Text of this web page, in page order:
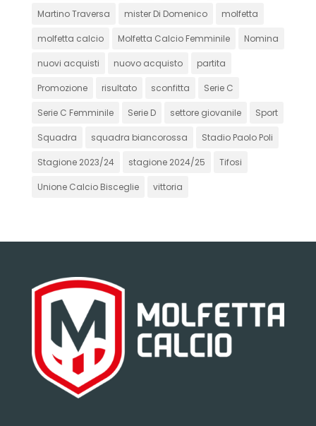
Martino Traversa mister Di Domenico molfetta
molfetta calcio Molfetta Calcio Femminile Nomina
nuovi acquisti nuovo acquisto partita
Promozione risultato sconfitta Serie C
Serie C Femminile Serie D settore giovanile Sport
Squadra squadra biancorossa Stadio Paolo Poli
Stagione 2023/24 stagione 2024/25 Tifosi
Unione Calcio Bisceglie vittoria